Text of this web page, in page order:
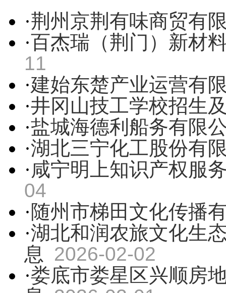
·荆州京荆有味商贸有
·百杰瑞（荆门）新材
11
·建始东楚产业运营有
·井冈山技工学校招生
·盐城海德利船务有限
·湖北三宁化工股份有
·咸宁明上知识产权服
04
·随州市梯田文化传播
·湖北和润农旅文化生
息 2026-02-02
·娄底市娄星区兴顺房